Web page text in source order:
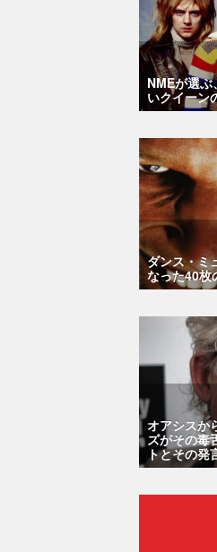
NMEが選
いクイーン
ダンス・ミ
なった40枚
オアシスか
ズがその毒
トとその発